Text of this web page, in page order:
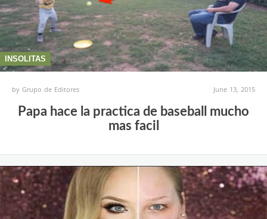
INSOLITAS
byGrupo de Editores June 13, 2015
Papa hace la practica de baseball mucho
mas facil